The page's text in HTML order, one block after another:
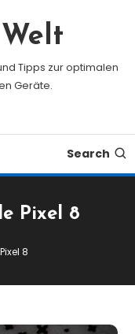
Tipps zur optimalen
Geräte.
Search
Pixel 8
8